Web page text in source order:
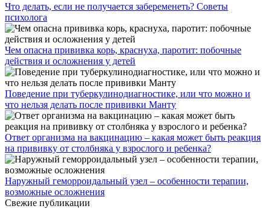
Что делать, если не получается забеременеть? Советы
психолога
Чем опасна прививка корь, краснуха, паротит: побочные
действия и осложнения у детей
Поведение при туберкулинодиагностике, или что можно и
что нельзя делать после прививки Манту
Ответ организма на вакцинацию – какая может быть реакция
на прививку от столбняка у взрослого и ребенка?
Наружный геморроидальный узел – особенности терапии,
возможные осложнения
Свежие публикации